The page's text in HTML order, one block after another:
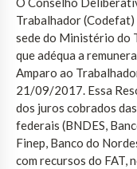
Trabalhador
sede do Ministério do
que adéqua a
Amparo ao
21/09/2017. Essa
dos juros cobrados
federais (BNDES,
Finep, Banco do
com recursos do FAT,